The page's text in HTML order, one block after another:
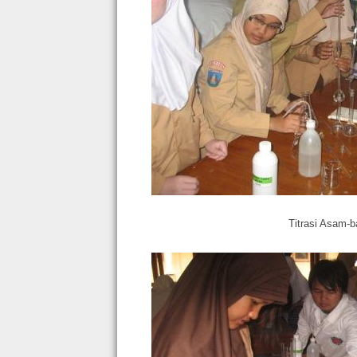
Titrasi Asam-